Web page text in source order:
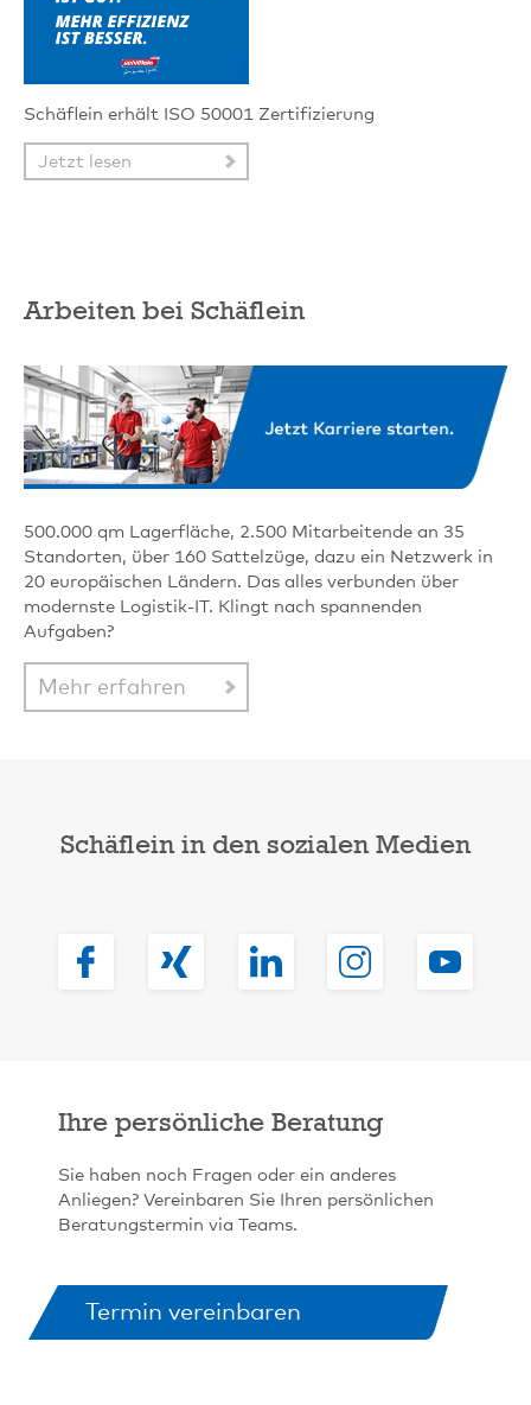
Schäflein erhält ISO 50001 Zertifizierung
Jetzt lesen
Arbeiten bei Schäflein
500.000 qm Lagerfläche, 2.500 Mitarbeitende an 35
Standorten, über 160 Sattelzüge, dazu ein Netzwerk in
20 europäischen Ländern. Das alles verbunden über
modernste Logistik-IT. Klingt nach spannenden
Aufgaben?
Mehr erfahren
Schäflein in den sozialen Medien
Ihre persönliche Beratung
Sie haben noch Fragen oder ein anderes
Anliegen? Vereinbaren Sie Ihren persönlichen
Beratungstermin via Teams.
Termin vereinbaren